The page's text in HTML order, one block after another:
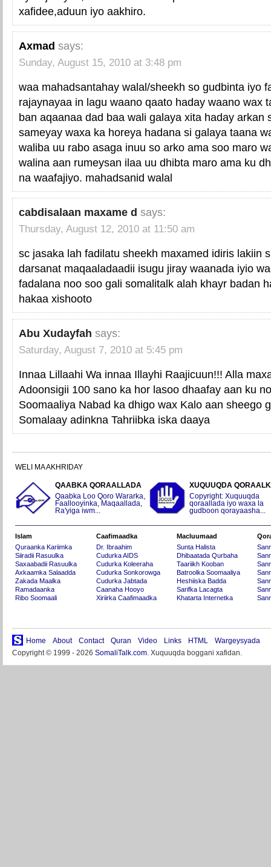
xafidee,aduun iyo aakhiro.
Axmad says:
Sunday, August 15, 2010 at 3:48 pm
waa mahadsantahay walal/sheekh so gudbinta iyo
rajaynayaa in lagu waano qaato haday waano wax
ban aqaanaa dad baa wali galaya xita haday arkan
sameyay waxa ka horeya hadana si galaya taana
waliba uu rabo asaga inuu so arko ama soo maro
walina aan rumeysan ilaa uu dhibta maro ama ku
na waafajiyo. mahadsanid walal
cabdisalaan maxame d says:
Thursday, August 12, 2010 at 11:50 am
sc jasaka lah fadilatu sheekh maxamed idiris lakiin
darsanat maqaaladaadii isugu jiray waanada iyio
fadalana noo soo gali somalitalk alah khayr badan
hakaa xishooto
Abu Xudayfah says:
Saturday, August 7, 2010 at 5:45 pm
Innaa Lillaahi Wa innaa Illayhi Raajicuun!!! Alla
Adoonsigii 100 sano ka hor lasoo dhaafay aan ku
Soomaaliya Nabad ka dhigo wax Kalo aan sheego
Somalaay adinkna Tahriibka iska daaya
WELI MA AKHRIDAY
QAABKA QORAALLADA
Qaabka Loo Qoro Wararka,
Faallooyinka, Maqaallada,
Ra'yiga iwm...
XUQUUQDA
Copyright: Xuquuqda
qoraallada iyo waxa la
gudboon qorayaasha...
Islam
Quraanka Kariimka
Siiradii Rasuulka
Saxaabadii Rasuulka
Axkaamka Salaadda
Zakada Maalka
Ramadaanka
Ribo Soomaali
Caafimaadka
Dr. Ibraahim
Cudurka AIDS
Cudurka Koleeraha
Cudurka Sonkorowga
Cudurka Jabtada
Caanaha Hooyo
Xiriirka Caafimaadka
Macluumaad
Sunta Halista
Dhibaatada Qurbaha
Taariikh Kooban
Batroolka Soomaaliya
Heshiiska Badda
Sarifka Lacagta
Khatarta Internetka
Home About Contact Quran Video Links HTML
Wargeysyada
Copyright © 1999 - 2026 SomaliTalk.com. Xuquuqda boggani xafidan.